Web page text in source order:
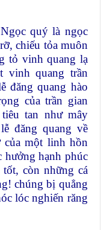
quý là ngọc
chiếu tỏa muôn
tỏ vinh quang lạ
vinh quang trần
đăng quang hào
của trần gian
tan như mây
đăng quang về
một linh hồn
hạnh phúc
còn những cá
chúng bị quẳng
lóc nghiến răng